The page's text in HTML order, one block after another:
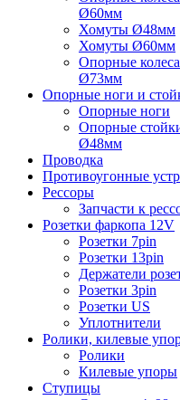
Ø60мм
Хомуты Ø48мм
Хомуты Ø60мм
Опорные колеса
Ø73мм
Опорные ноги и
Опорные ноги
Опорные
Ø48мм
Проводка
Противоугонные
Рессоры
Запчасти к
Розетки фаркопа 12V
Розетки 7pin
Розетки 13pin
Держатели
Розетки 3pin
Розетки US
Уплотнители
Ролики, килевые
Ролики
Килевые упоры
Ступицы